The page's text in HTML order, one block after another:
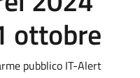
ottobre
pubblico IT-Alert